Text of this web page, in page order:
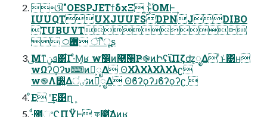
৽ଔ"OESPJEΤϯδχΞ ͍ͱ͓ͪΌΜͰ͢
IUUQTUXJUUFSDPNJDIBO
TUBUVT
 ࿀Ѫ࿩ ৗʹืूʂ
͜Μͳܦݧ͸͋Γ·ͤΜ͔ʁ wࣗ෼ͷ࿩͠੠Ҏ֎ͷԻʢϊΠζʣ͕ೖΔ ͨͱ͑͹ʜ
wΩʔϘʔυ⌨ͷԻ͕ೖΔ ʘΧλΧλΧλΧλʗ
w֎Λ૸͍ͬͯΔٹٸंͷԻ͕ೖΔ ʘϐʔϙʔɹϐʔϙʔʗ 
ͦΕ ʹ͢Ε͹ղܾ
·ͩ಺ଂϚΠΫͰ ফ໣ͯ͠Δͷʁ